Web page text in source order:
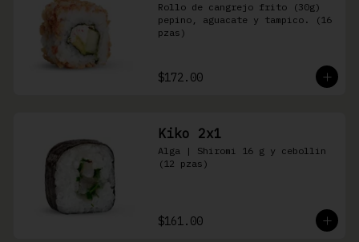
Rollo de cangrejo frito (30g)
pepino, aguacate y tampico. (16
pzas)
$172.00
Kiko 2x1
Alga | Shiromi 16 g y cebollin
(12 pzas)
$161.00